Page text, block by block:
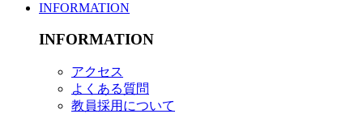
INFORMATION
INFORMATION
アクセス
よくある質問
教員採用について